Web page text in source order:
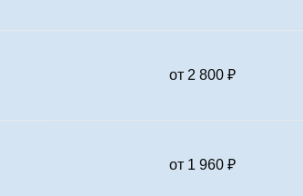
от 2 800 ₽
от 1 960 ₽